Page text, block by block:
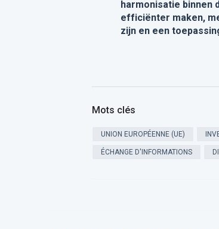
harmonisatie binnen
efficiënter maken,
zijn en een
Mots clés
UNION EUROPÉENNE (UE)
ÉCHANGE D'INFORMATIONS